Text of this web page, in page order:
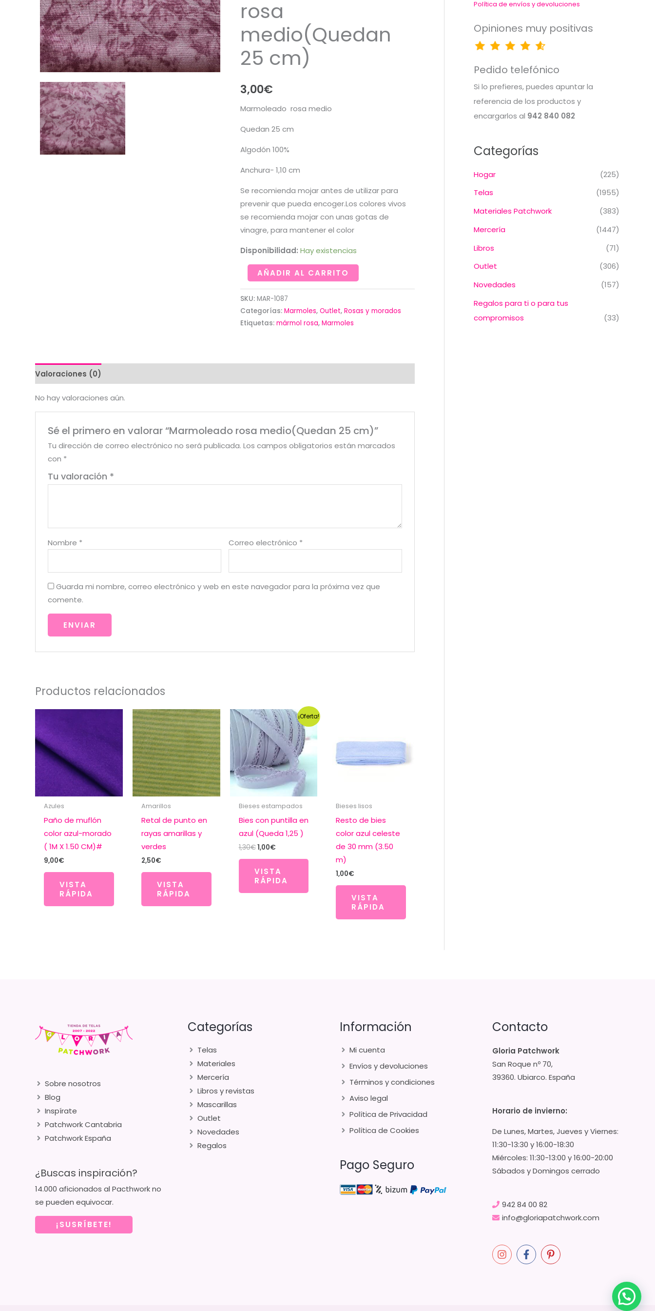
rosa
medio(Quedan
25 cm)
3,00€
Marmoleado rosa medio
Quedan 25 cm
Algodón 100%
Anchura- 1,10 cm
Se recomienda mojar antes de utilizar para
prevenir que pueda encoger.Los colores vivos
se recomienda mojar con unas gotas de
vinagre, para mantener el color
Disponibilidad: Hay existencias
Marmoleado
rosa
medio(Quedan
25
cm)
AÑADIR AL CARRITO
SKU: MAR-1087
Categorías: Marmoles, Outlet, Rosas y morados
Etiquetas: mármol rosa, Marmoles
Valoraciones (0)
No hay valoraciones aún.
Sé el primero en valorar “Marmoleado rosa medio(Quedan 25 cm)”
Tu dirección de correo electrónico no será publicada. Los campos obligatorios están marcados
con *
Tu valoración *
Nombre * Correo electrónico *
Guarda mi nombre, correo electrónico y web en este navegador para la próxima vez que
comente.
Productos relacionados
Azules
Paño de muflón
color azul-morado
( 1M X 1.50 CM)#
9,00€
VISTA
RÁPIDA
Amarillos
Retal de punto en
rayas amarillas y
verdes
2,50€
VISTA
RÁPIDA
¡Oferta!
Bieses estampados
Bies con puntilla en
azul (Queda 1,25 )
1,30€El
era:
1,30€.
1,00€El
es:
1,00€.
VISTA
RÁPIDA
Bieses lisos
Resto de bies
color azul celeste
de 30 mm (3.50
m)
1,00€
VISTA
RÁPIDA
Política de envíos y devoluciones
Opiniones muy positivas
Pedido telefónico
Si lo prefieres, puedes apuntar la
referencia de los productos y
encargarlos al 942 840 082
Categorías
Hogar
(225)
Telas
(1955)
Materiales Patchwork
(383)
Mercería
(1447)
Libros
(71)
Outlet
(306)
Novedades
(157)
Regalos para ti o para tus
compromisos
(33)
Sobre nosotros
Blog
Inspírate
Patchwork Cantabria
Patchwork España
¿Buscas inspiración?
14.000 aficionados al Pacthwork no
se pueden equivocar.
¡SUSRÍBETE!
Categorías
Telas
Materiales
Mercería
Libros y revistas
Mascarillas
Outlet
Novedades
Regalos
Información
Mi cuenta
Envíos y devoluciones
Términos y condiciones
Aviso legal
Política de Privacidad
Política de Cookies
Pago Seguro
Contacto
Gloria Patchwork
San Roque nº 70,
39360. Ubiarco. España
Horario de invierno:
De Lunes, Martes, Jueves y Viernes:
11:30-13:30 y 16:00-18:30
Miércoles: 11:30-13:00 y 16:00-20:00
Sábados y Domingos cerrado
942 84 00 82
info@gloriapatchwork.com